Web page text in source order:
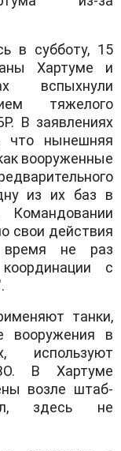
в субботу, 15
Хартуме и
вспыхнули
тяжелого
В заявлениях
что нынешняя
вооруженные
из их баз в
свои действия
не раз
с
танки,
вооружения в
используют
В Хартуме
возле штаб-
здесь не